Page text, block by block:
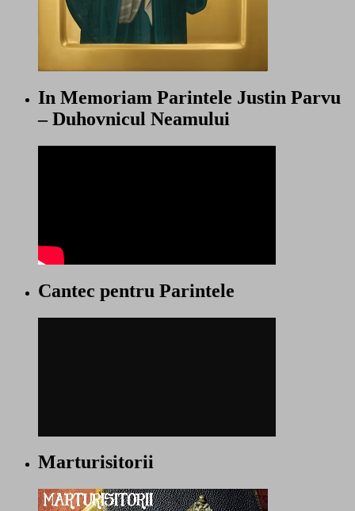
In Memoriam Parintele Justin Parvu
– Duhovnicul Neamului
Cantec pentru Parintele
Marturisitorii